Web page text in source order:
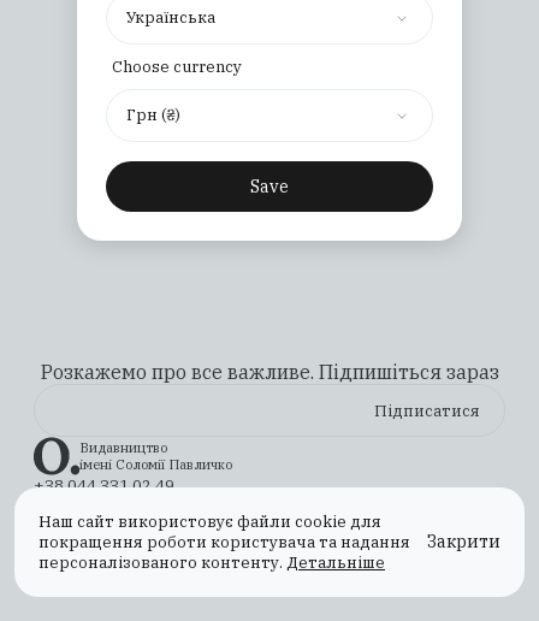
Піднятися нагору
Розкажемо про все важливе. Підпишіться зараз
Видавництво
імені Соломії Павличко
+38 044 331 02 49
InstagramYouTubeX (Twitter)TikTokFacebook
Оплата та доставкаПовернення та обмін
Публічна офертаПолітика конфіденційності
Наш сайт використовує файли cookie для
покращення роботи користувача та надання
персоналізованого контенту. Детальніше
Закрити
Українська
Choose currency
Грн (₴)
Save